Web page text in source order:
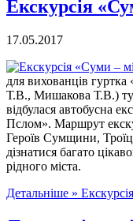
Екскурсія
17.05.2017
для вихованців
Т.В., Мишакова Т.В.)
відбулася автобусна
Пслом». Маршрут
Героїв Сумщини,
дізнатися багато
рідного міста.
Детальніше »